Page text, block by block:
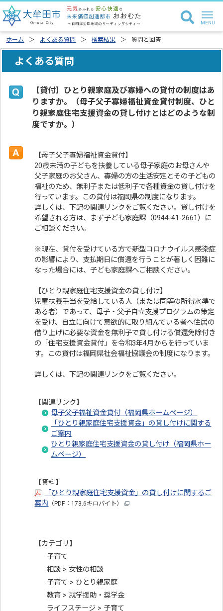
ホーム よくある質問 検索結果 質問と回答
よくある質問
【貸付】ひとり親家庭及び寡婦への貸付の制度はあ
りますか。（母子父子寡婦福祉資金貸付制度、ひと
り親家庭住宅支援資金の貸し付けとはどのような制
度ですか。）
【母子父子寡婦福祉資金貸付】
20歳未満の子どもを扶養している母子家庭のお母さんや
父子家庭のお父さん、寡婦の方の生活安定とその子どもの
福祉のため、無利子または低利子で各種資金の貸し付けを
行っています。この貸付は福岡県の制度になります。
詳しくは、下記の関連リンクをご覧ください。貸し付けを
希望される方は、まず子ども家庭課（0944-41-2661）に
ご相談ください。
※現在、貸付を受けている方で新型コロナウイルス感染症
の影響により、支払期日に償還を行うことが著しく困難に
なった場合には、子ども家庭課へご相談ください。
【ひとり親家庭住宅支援資金の貸し付け】
児童扶養手当を受給している人（または同等の所得水準で
ある者）であって、母子・父子自立支援プログラムの策定
を受け、自立に向けて意欲的に取り組んでいる者へ住居の
借り上げに必要な資金を無利子で貸し付ける償還免除付き
の「住宅支援資金貸付」を令和3年4月からを行っていま
す。この貸付は福岡県社会福祉協議会の制度になります。
詳しくは、下記の関連リンクをご覧ください。
【関連リンク】
母子父子福祉資金貸付（福岡県ホームページ）
「ひとり親家庭住宅支援資金」の貸し付けに関する
ご案内
ひとり親家庭住宅支援資金の貸し付け（福岡県ホー
ムページ）
【資料】
「ひとり親家庭住宅支援資金」の貸し付けに関するご
案内
（PDF：173.6キロバイト）
【カテゴリ】
子育て
相談 > 女性の相談
子育て > ひとり親家庭
教育 > 就学援助・奨学金
ライフステージ > 子育て